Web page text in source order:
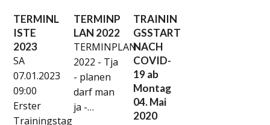
TERMINL
ISTE
2023
SA
07.01.2023
09:00
Erster
Trainingstag
TERMINP
LAN 2022
TERMINPLAN
2022 - Tja
- planen
darf man
ja -…
TRAININ
GSSTART
NACH
COVID-
19 ab
Montag
04. Mai
2020